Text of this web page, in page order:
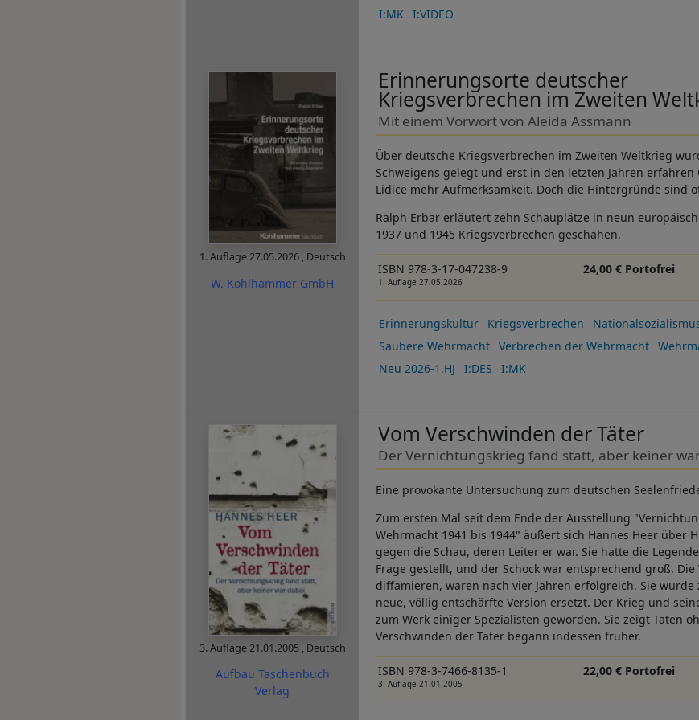
I:MK
I:VIDEO
1. Auflage27.05.2026 , Deutsch
W. Kohlhammer GmbH
Erinnerungsorte deutscher
Kriegsverbrechen im Zweiten
Mit einem Vorwort von Aleida Assmann
Über deutsche Kriegsverbrechen im Zweiten Weltkrieg
Schweigens gelegt und erst in den letzten Jahren erfahren
Lidice mehr Aufmerksamkeit. Doch die Hintergründe sind
Ralph Erbar erläutert zehn Schauplätze in neun
1937 und 1945 Kriegsverbrechen geschahen.
ISBN 978-3-17-047238-9
1. Auflage 27.05.2026
24,00 € Portofrei
Erinnerungskultur Kriegsverbrechen
Saubere Wehrmacht
Verbrechen der Wehrmacht
Neu 2026-1.HJ
I:DES I:MK
3. Auflage21.01.2005 , Deutsch
Aufbau Taschenbuch
Verlag
Vom Verschwinden der Täter
Der Vernichtungskrieg fand statt, aber keiner
Eine provokante Untersuchung zum deutschen
Zum ersten Mal seit dem Ende der Ausstellung
Wehrmacht 1941 bis 1944" äußert sich Hannes Heer über
gegen die Schau, deren Leiter er war. Sie hatte die
Frage gestellt, und der Schock war entsprechend groß.
diffamieren, waren nach vier Jahren erfolgreich. Sie
neue, völlig entschärfte Version ersetzt. Der Krieg und
zum Werk einiger Spezialisten geworden. Sie zeigt Taten
Verschwinden der Täter begann indessen früher.
ISBN 978-3-7466-8135-1
3. Auflage 21.01.2005
22,00 € Portofrei